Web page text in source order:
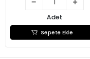
Adet
Sepete Ekle